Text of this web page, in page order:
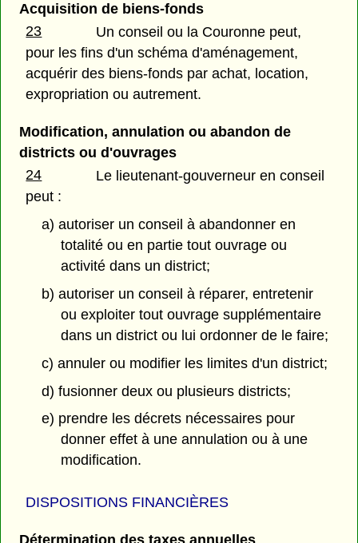
Acquisition de biens-fonds
23
Un conseil ou la Couronne peut,
pour les fins d'un schéma d'aménagement,
acquérir des biens-fonds par achat, location,
expropriation ou autrement.
Modification, annulation ou abandon de
districts ou d'ouvrages
24
Le lieutenant-gouverneur en conseil
peut :
a) autoriser un conseil à abandonner en
totalité ou en partie tout ouvrage ou
activité dans un district;
b) autoriser un conseil à réparer, entretenir
ou exploiter tout ouvrage supplémentaire
dans un district ou lui ordonner de le faire;
c) annuler ou modifier les limites d'un district;
d) fusionner deux ou plusieurs districts;
e) prendre les décrets nécessaires pour
donner effet à une annulation ou à une
modification.
DISPOSITIONS FINANCIÈRES
Détermination des taxes annuelles